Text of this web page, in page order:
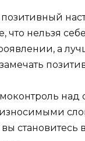
что нельзя
а
становитесь